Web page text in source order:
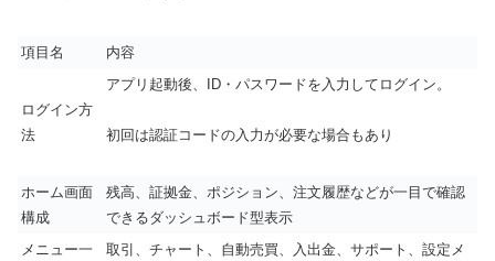
項目名 内容
ログイン方
法
アプリ起動後、ID・パスワードを入力してログイン。
初回は認証コードの入力が必要な場合もあり
ホーム画面
構成
残高、証拠金、ポジション、注文履歴などが一目で確認
できるダッシュボード型表示
メニュー一
取引、チャート、自動売買、入出金、サポート、設定メ